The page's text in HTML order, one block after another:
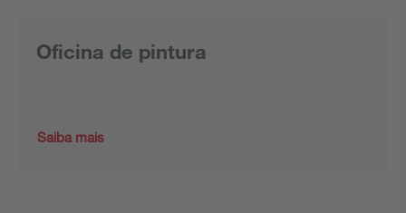
Oficina de pintura
Saiba mais